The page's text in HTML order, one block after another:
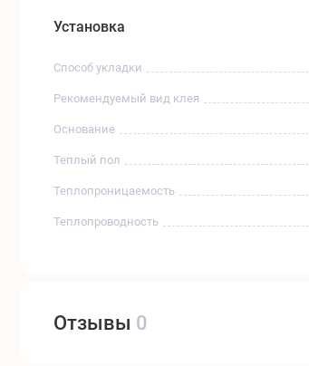
Установка
Способ укладки
Рекомендуемый вид клея
Основание
Теплый пол
Теплопроницаемость
Теплопроводность
Отзывы 0